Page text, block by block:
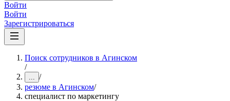
Войти
Войти
Зарегистрироваться
Поиск сотрудников в Агинском
/
... /
резюме в Агинском/
специалист по маркетингу